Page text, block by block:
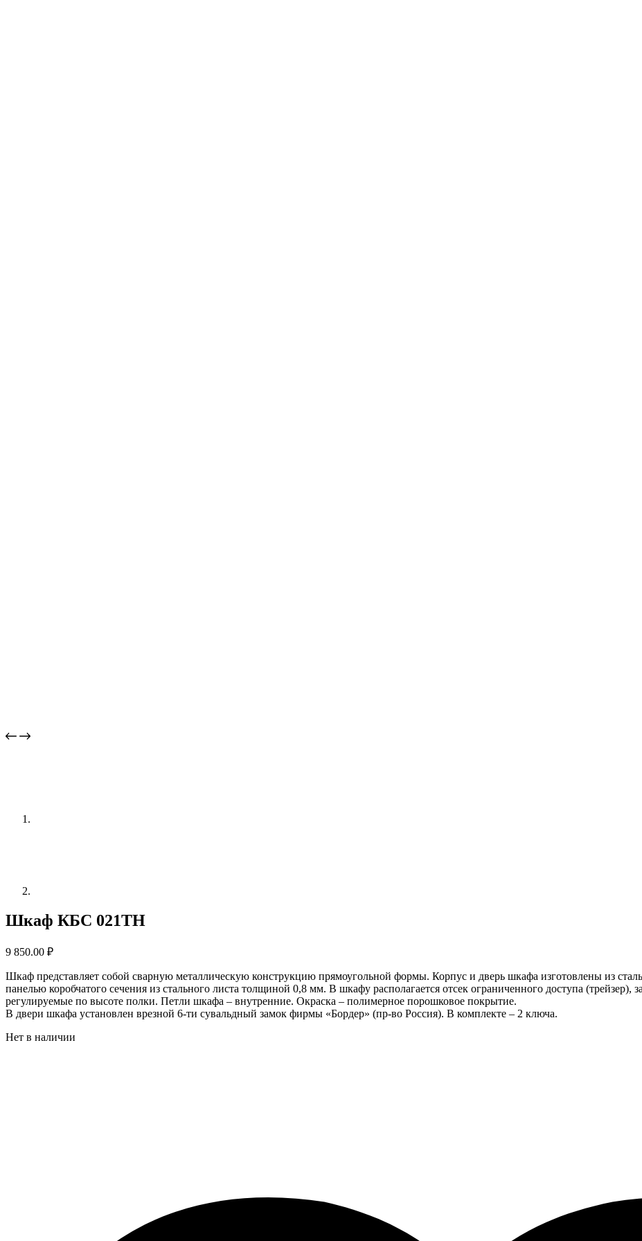
Шкаф КБС 021ТН
9 850.00 ₽
Шкаф представляет собой сварную металлическую конструкцию прямоугольной формы. Корпус и дверь шкафа изготовлены из
панелью коробчатого сечения из стального листа толщиной 0,8 мм. В шкафу располагается отсек ограниченного доступа
регулируемые по высоте полки. Петли шкафа – внутренние. Окраска – полимерное порошковое покрытие.
В двери шкафа установлен врезной 6-ти сувальдный замок фирмы «Бордер» (пр-во Россия). В комплекте – 2 ключа.
Нет в наличии